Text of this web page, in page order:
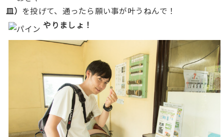
皿） を投げて、通ったら願い事が叶うねんで！
やりましょ！